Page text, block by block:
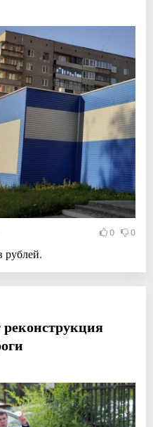
0 0
рублей.